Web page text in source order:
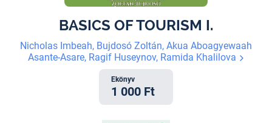
BASICS OF TOURISM I.
Nicholas Imbeah, Bujdosó Zoltán, Akua Aboagyewaah
Asante-Asare, Ragif Huseynov, Ramida Khalilova
Ekönyv
1 000 Ft